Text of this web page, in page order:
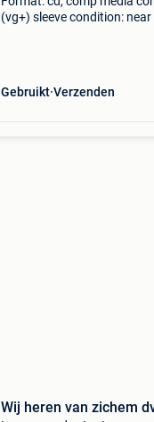
(vg+) sleeve condition:
Gebruikt Verzenden
Wij heren van zichem